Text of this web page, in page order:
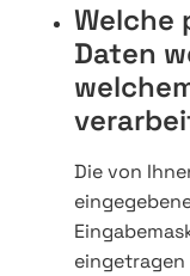
Welche
Daten
Die von
eingetragen